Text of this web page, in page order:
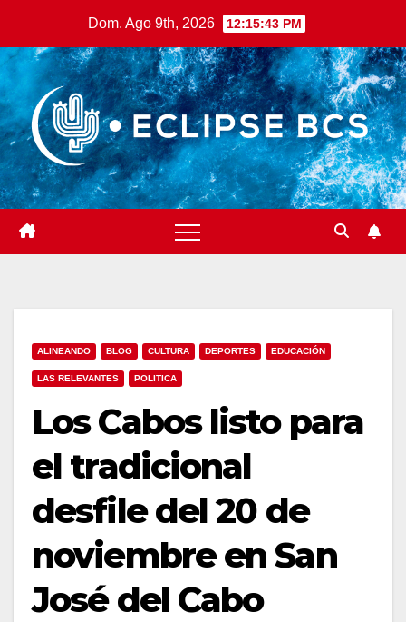
contenido
Dom. Ago 9th, 2026 12:15:44 PM
ALINEANDO BLOG CULTURA DEPORTES EDUCACIÓN
LAS RELEVANTES POLITICA
Los Cabos listo para
el tradicional
desfile del 20 de
noviembre en San
José del Cabo